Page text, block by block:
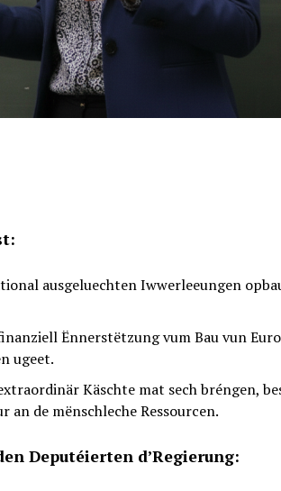
ausgeluechten Iwwerleeungen
Ënnerstëtzung vum Bau vun
ugeet.
Käschte mat sech bréngen,
de mënschleche Ressourcen.
Deputéierten d’Regierung: